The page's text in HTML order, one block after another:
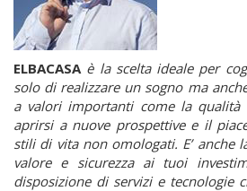
ELBACASA è la scelta ideale per
solo di realizzare un sogno ma
a valori importanti come la
aprirsi a nuove prospettive e il
stili di vita non omologati. E’ anche
valore e sicurezza ai tuoi
disposizione di servizi e tecnologie